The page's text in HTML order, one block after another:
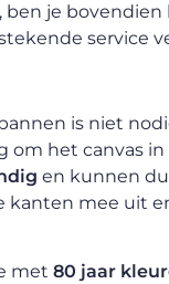
ben je bovendien
service
is niet
om het canvas
en kunnen
mee uit
met 80 jaar